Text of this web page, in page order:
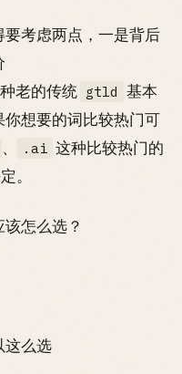
考虑两点，一是背后
老的传统 gtld 基本
你想要的词比较热门可
、 .ai 这种比较热门的
。
怎么选？
这么选